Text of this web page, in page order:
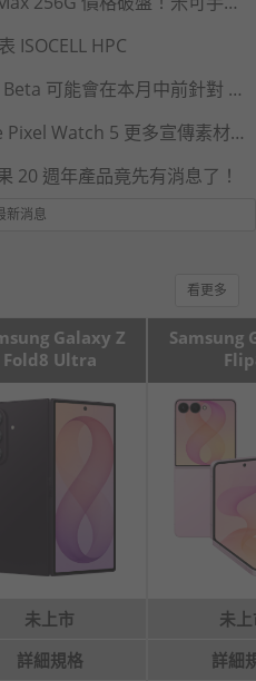
ISOCELL HPC
傳 Samsung One UI 9 最新的 Beta 可能會在本月中前針對 Galaxy S26 系列釋出！
感覺真的沒什麼驚喜，Google Pixel Watch 5 更多宣傳素材流出
20 週年產品竟先有消息了！
新消息
看更多
Galaxy Z
Fold8 Ultra
未上市
詳細規格
Samsung
未
詳細